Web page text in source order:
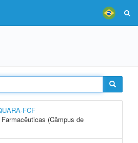
FCF
(Câmpus de